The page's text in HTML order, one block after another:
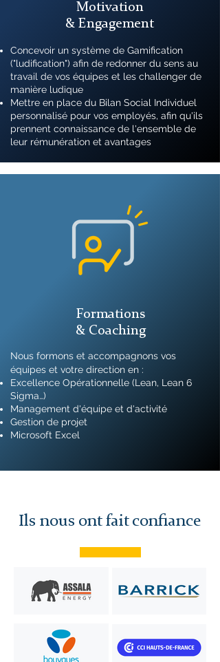
Motivation
& Engagement
Concevoir un système de Gamification
("ludification") afin de redonner du sens au
travail de vos équipes et les challenger de
manière ludique
Mettre en place du Bilan Social Individuel
personnalisé pour vos employés, afin qu'ils
prennent connaissance de l'ensemble de
leur rémunération et avantages
Formations
& Coaching
Nous formons et accompagnons vos
équipes et votre direction en :
Excellence Opérationnelle (Lean, Lean 6
Sigma…)
Management d'équipe et d'activité
Gestion de projet
Microsoft Excel
Ils nous ont fait confiance